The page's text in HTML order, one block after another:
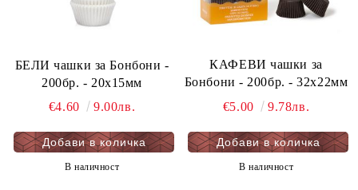
БЕЛИ чашки за Бонбони -
200бр. - 20х15мм
€4.60
9.00лв.
В наличност
КАФЕВИ чашки за
Бонбони - 200бр. - 32х22мм
€5.00
9.78лв.
В наличност